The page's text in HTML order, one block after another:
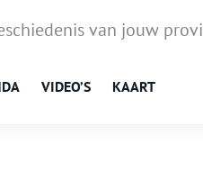
van jouw
VIDEO’S KAART